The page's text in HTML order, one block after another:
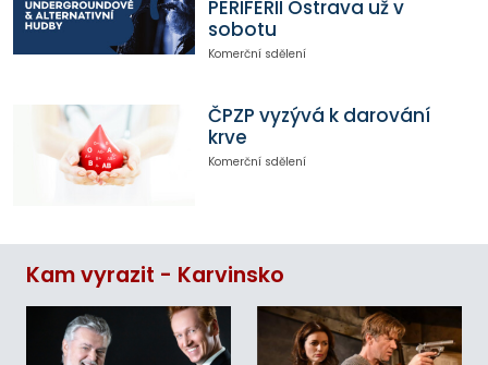
PERIFERII Ostrava už v
sobotu
Komerční sdělení
ČPZP vyzývá k darování
krve
Komerční sdělení
Kam vyrazit - Karvinsko